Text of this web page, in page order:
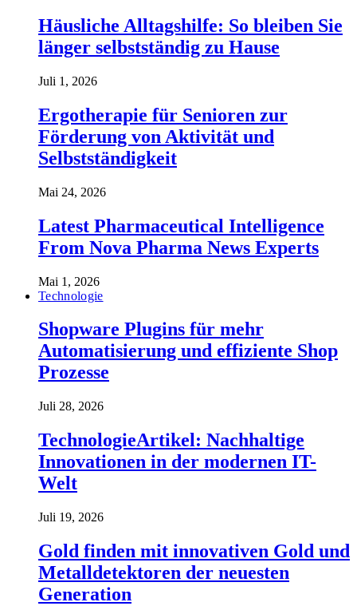
Häusliche Alltagshilfe: So bleiben Sie
länger selbstständig zu Hause
Juli 1, 2026
Ergotherapie für Senioren zur
Förderung von Aktivität und
Selbstständigkeit
Mai 24, 2026
Latest Pharmaceutical Intelligence
From Nova Pharma News Experts
Mai 1, 2026
Technologie
Shopware Plugins für mehr
Automatisierung und effiziente Shop
Prozesse
Juli 28, 2026
TechnologieArtikel: Nachhaltige
Innovationen in der modernen IT-
Welt
Juli 19, 2026
Gold finden mit innovativen Gold und
Metalldetektoren der neuesten
Generation